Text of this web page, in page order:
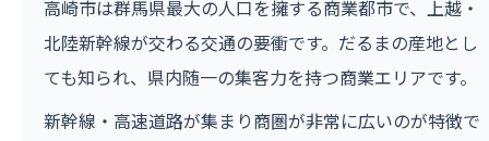
高崎市は群馬県最大の人口を擁する商業都市で、上越・
北陸新幹線が交わる交通の要衝です。だるまの産地とし
ても知られ、県内随一の集客力を持つ商業エリアです。
新幹線・高速道路が集まり商圏が非常に広いのが特徴で